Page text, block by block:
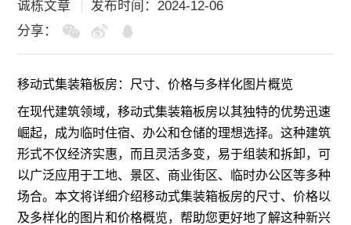
诚栋文章
发布时间：2024-12-06
分享：
移动式集装箱板房 ：尺寸、价格与多样化图片概览
在现代建筑领域，移动式集装箱板房以其独特的优势迅速
崛起，成为临时住宿、办公和仓储的理想选择。这种建筑
形式不仅经济实惠，而且灵活多变，易于组装和拆卸，可
以广泛应用于工地、景区、商业街区、临时办公区等多种
场合。本文将详细介绍移动式集装箱板房的尺寸、价格以
及多样化的图片和价格概览，帮助您更好地了解这种新兴